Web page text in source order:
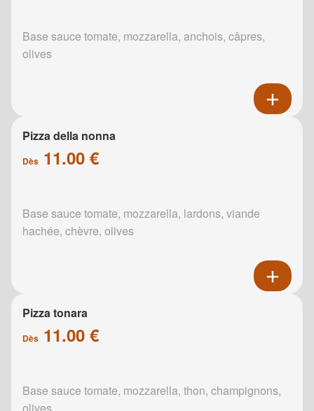
Base sauce tomate, mozzarella, anchois, câpres,
olives
Pizza della nonna
Dès 11.00 €
Base sauce tomate, mozzarella, lardons, viande
hachée, chèvre, olives
Pizza tonara
Dès 11.00 €
Base sauce tomate, mozzarella, thon, champignons,
olives